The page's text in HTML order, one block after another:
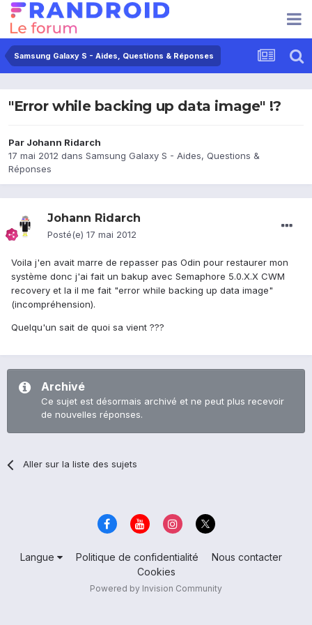
Samsung Galaxy S - Aides, Questions & Réponses
"Error while backing up data image" !?
Par Johann Ridarch
17 mai 2012 dans Samsung Galaxy S - Aides, Questions &
Réponses
Johann Ridarch
Posté(e) 17 mai 2012
Voila j'en avait marre de repasser pas Odin pour restaurer mon
système donc j'ai fait un bakup avec Semaphore 5.0.X.X CWM
recovery et la il me fait "error while backing up data image"
(incompréhension).
Quelqu'un sait de quoi sa vient ???
Archivé
Ce sujet est désormais archivé et ne peut plus recevoir
de nouvelles réponses.
Aller sur la liste des sujets
Langue Politique de confidentialité
Nous contacter
Cookies
Powered by Invision Community